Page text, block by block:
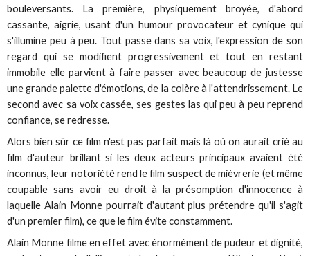
bouleversants. La première, physiquement broyée, d'abord
cassante, aigrie, usant d'un humour provocateur et cynique qui
s'illumine peu à peu. Tout passe dans sa voix, l'expression de son
regard qui se modifient progressivement et tout en restant
immobile elle parvient à faire passer avec beaucoup de justesse
une grande palette d'émotions, de la colère à l'attendrissement. Le
second avec sa voix cassée, ses gestes las qui peu à peu reprend
confiance, se redresse.
Alors bien sûr ce film n'est pas parfait mais là où on aurait crié au
film d'auteur brillant si les deux acteurs principaux avaient été
inconnus, leur notoriété rend le film suspect de mièvrerie (et même
coupable sans avoir eu droit à la présomption d'innocence à
laquelle Alain Monne pourrait d'autant plus prétendre qu'il s'agit
d'un premier film), ce que le film évite constamment.
Alain Monne filme en effet avec énormément de pudeur et dignité,